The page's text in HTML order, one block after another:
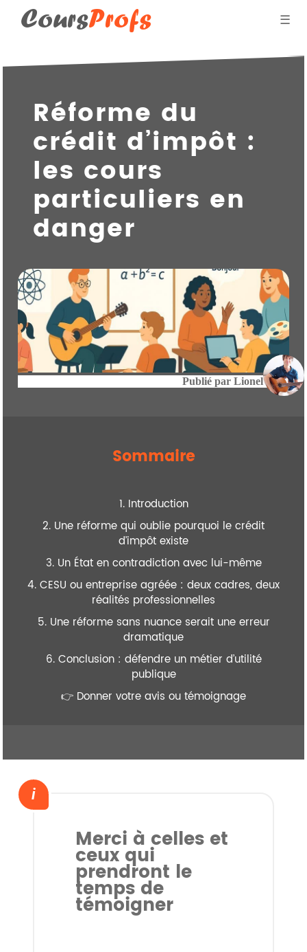
CoursProfs
Blog des professeurs
Donner des cours
Qui suis-je ?
☰
Réforme du
crédit d’impôt :
les cours
particuliers en
danger
Publié par Lionel
Sommaire
1. Introduction
2. Une réforme qui oublie pourquoi le crédit
d’impôt existe
3. Un État en contradiction avec lui-même
4. CESU ou entreprise agréée : deux cadres, deux
réalités professionnelles
5. Une réforme sans nuance serait une erreur
dramatique
6. Conclusion : défendre un métier d’utilité
publique
👉 Donner votre avis ou témoignage
Merci à celles et
ceux qui
prendront le
temps de
témoigner